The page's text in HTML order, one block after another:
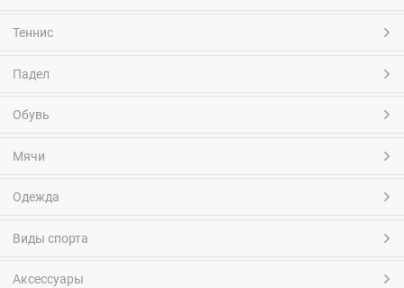
Теннис
Падел
Обувь
Мячи
Одежда
Виды спорта
Аксессуары